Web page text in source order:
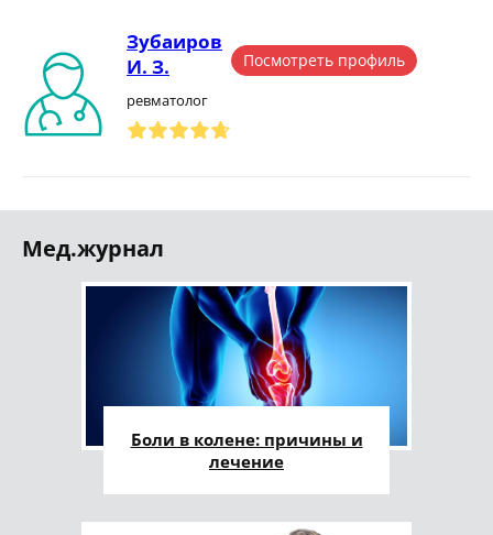
Зубаиров
И. З.
ревматолог
Посмотреть профиль
Мед.журнал
Боли в колене: причины и
лечение